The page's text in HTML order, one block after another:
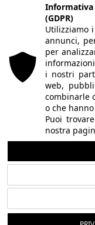
Scopri i
© 2026
Enrico Caviglia
P.IVA
MI-1415688
Le immagini
rispettivi
Informativa
(GDPR)
Utilizziamo
annunci,
per
i nostri
web,
combinarle
o che
Puoi
nostra